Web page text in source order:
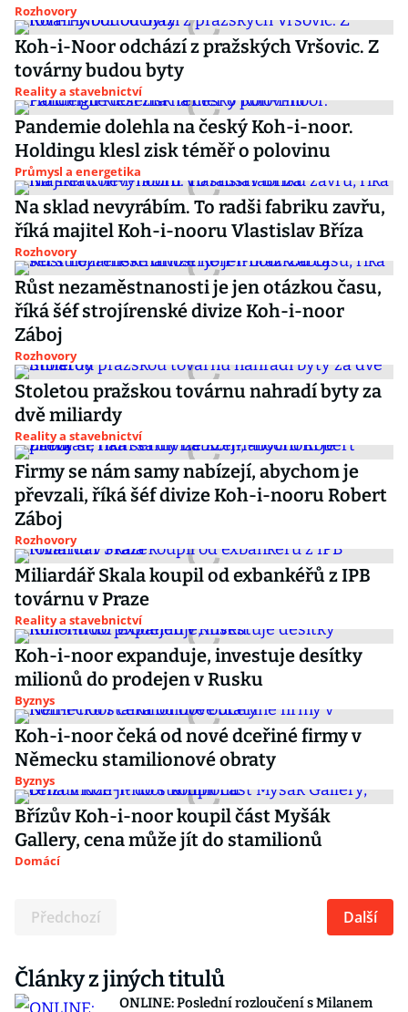
Rozhovory
Koh-i-Noor odchází z pražských Vršovic. Z
továrny budou byty
Reality a stavebnictví
Pandemie dolehla na český Koh-i-noor.
Holdingu klesl zisk téměř o polovinu
Průmysl a energetika
Na sklad nevyrábím. To radši fabriku zavřu,
říká majitel Koh-i-nooru Vlastislav Bříza
Rozhovory
Růst nezaměstnanosti je jen otázkou času,
říká šéf strojírenské divize Koh-i-noor
Záboj
Rozhovory
Stoletou pražskou továrnu nahradí byty za
dvě miliardy
Reality a stavebnictví
Firmy se nám samy nabízejí, abychom je
převzali, říká šéf divize Koh-i-nooru Robert
Záboj
Rozhovory
Miliardář Skala koupil od exbankéřů z IPB
továrnu v Praze
Reality a stavebnictví
Koh-i-noor expanduje, investuje desítky
milionů do prodejen v Rusku
Byznys
Koh-i-noor čeká od nové dceřiné firmy v
Německu stamilionové obraty
Byznys
Břízův Koh-i-noor koupil část Myšák
Gallery, cena může jít do stamilionů
Domácí
Předchozí Další
Články z jiných titulů
ONLINE: Poslední rozloučení s Milanem